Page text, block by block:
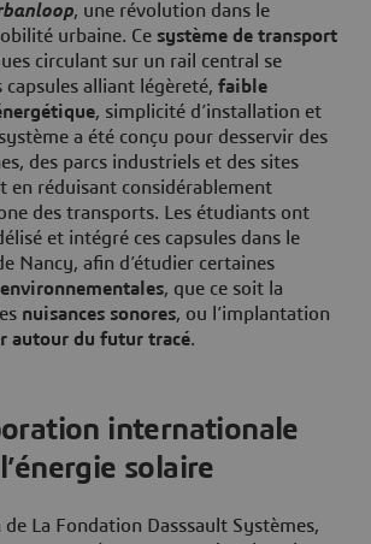
, une révolution dans le
urbaine. Ce système de transport
circulant sur un rail central se
capsules alliant légèreté, faible
, simplicité d’installation et
a été conçu pour desservir des
des parcs industriels et des sites
en réduisant considérablement
des transports. Les étudiants ont
et intégré ces capsules dans le
Nancy, afin d’étudier certaines
, que ce soit la
nuisances sonores, ou l’implantation
autour du futur tracé.
internationale
solaire
de La Fondation Dasssault Systèmes,